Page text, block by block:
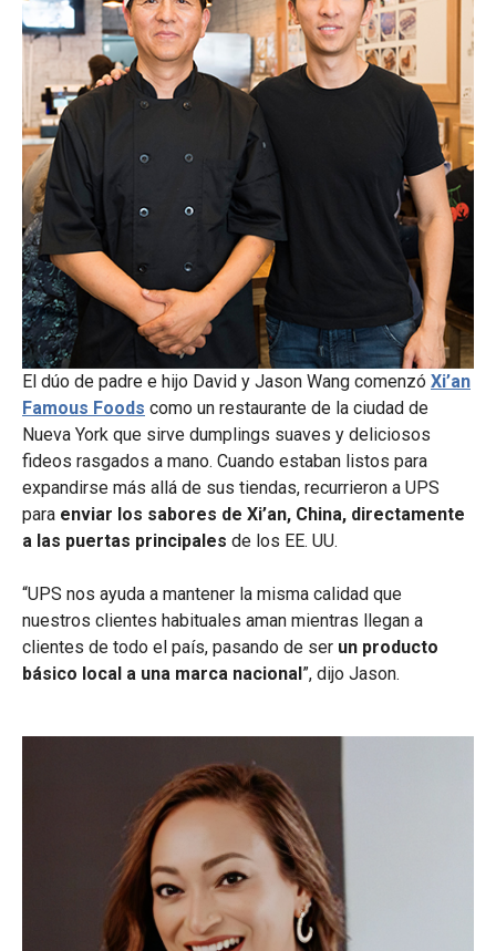
El dúo de padre e hijo David y Jason Wang comenzó Xi’an
Famous Foods como un restaurante de la ciudad de
Nueva York que sirve dumplings suaves y deliciosos
fideos rasgados a mano. Cuando estaban listos para
expandirse más allá de sus tiendas, recurrieron a UPS
para enviar los sabores de Xi’an, China, directamente
a las puertas principales de los EE. UU.
“UPS nos ayuda a mantener la misma calidad que
nuestros clientes habituales aman mientras llegan a
clientes de todo el país, pasando de ser un producto
básico local a una marca nacional”, dijo Jason.